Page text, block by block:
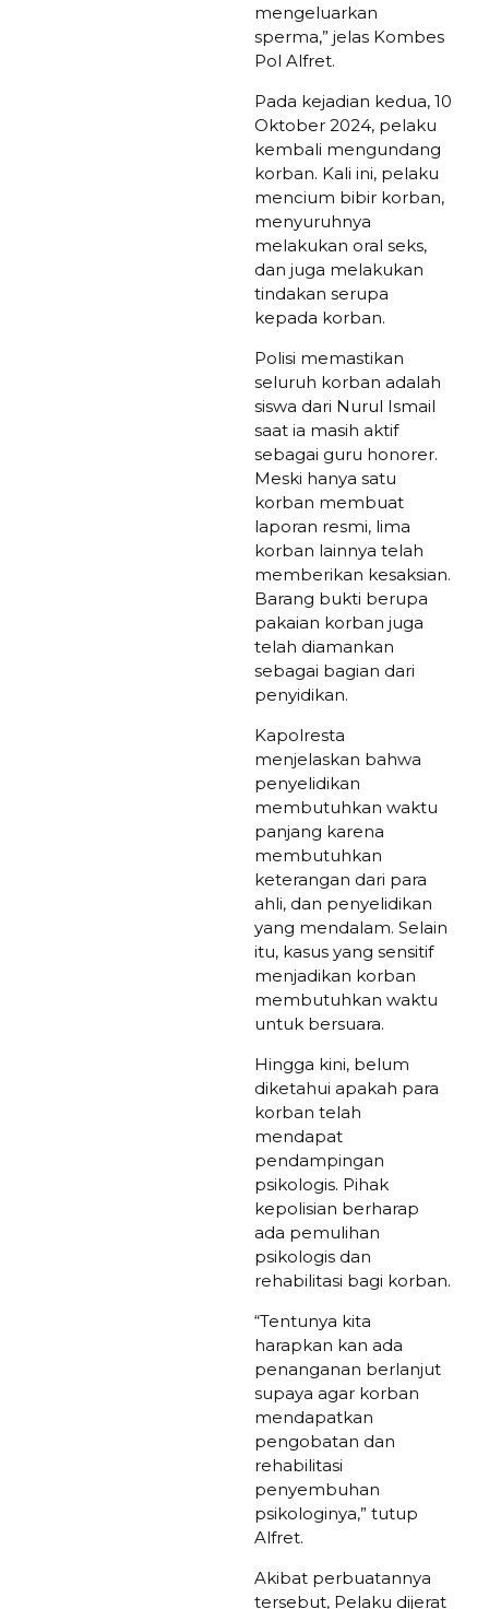
mengeluarkan
sperma,” jelas Kombes
Pol Alfret.
Pada kejadian kedua, 10
Oktober 2024, pelaku
kembali mengundang
korban. Kali ini, pelaku
mencium bibir korban,
menyuruhnya
melakukan oral seks,
dan juga melakukan
tindakan serupa
kepada korban.
Polisi memastikan
seluruh korban adalah
siswa dari Nurul Ismail
saat ia masih aktif
sebagai guru honorer.
Meski hanya satu
korban membuat
laporan resmi, lima
korban lainnya telah
memberikan kesaksian.
Barang bukti berupa
pakaian korban juga
telah diamankan
sebagai bagian dari
penyidikan.
Kapolresta
menjelaskan bahwa
penyelidikan
membutuhkan waktu
panjang karena
membutuhkan
keterangan dari para
ahli, dan penyelidikan
yang mendalam. Selain
itu, kasus yang sensitif
menjadikan korban
membutuhkan waktu
untuk bersuara.
Hingga kini, belum
diketahui apakah para
korban telah
mendapat
pendampingan
psikologis. Pihak
kepolisian berharap
ada pemulihan
psikologis dan
rehabilitasi bagi korban.
“Tentunya kita
harapkan kan ada
penanganan berlanjut
supaya agar korban
mendapatkan
pengobatan dan
rehabilitasi
penyembuhan
psikologinya,” tutup
Alfret.
Akibat perbuatannya
tersebut, Pelaku dijerat